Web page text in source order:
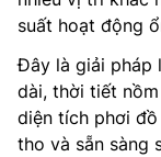
suất hoạt động
Đây là giải pháp
dài, thời tiết
diện tích phơi đồ
tho và sẵn sàng